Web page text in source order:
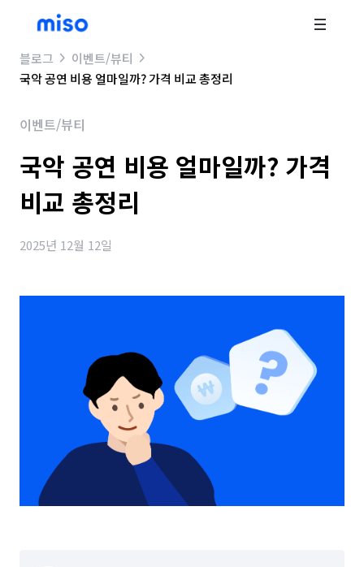
블로그
이벤트/뷰티
국악 공연 비용 얼마일까? 가격 비교 총정리
이벤트/뷰티
국악 공연 비용 얼마일까? 가격
비교 총정리
2025년 12월 12일